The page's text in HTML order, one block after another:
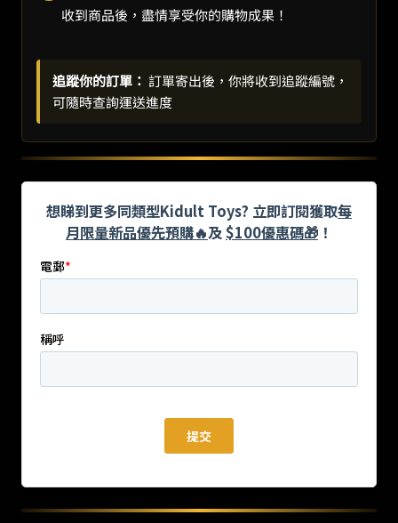
收到商品後，盡情享受你的購物成果！
追蹤你的訂單： 訂單寄出後，你將收到追蹤編號，
可隨時查詢運送進度